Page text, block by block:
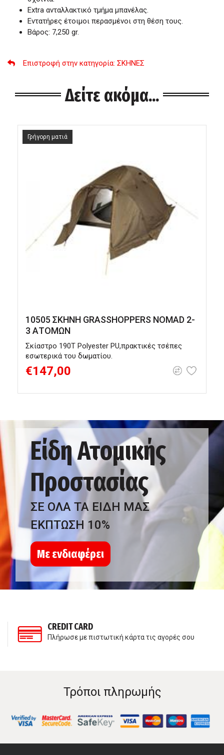
Εxtra ανταλλακτικό τμήμα μπανέλας.
Εντατήρες έτοιμοι περασμένοι στη θέση τους.
Βάρος: 7,250 gr.
Επιστροφή στην κατηγορία: ΣΚΗΝΕΣ
Δείτε ακόμα...
10505 ΣΚΗΝΗ GRASSHOPPERS NOMAD 2-
3 ΑΤΟΜΩΝ
Σκίαστρο 190Τ Polyester PU,πρακτικές τσέπες
εσωτερικά του δωματίου.
€147,00
Γρήγορη ματιά
Είδη Ατομικής
Προστασίας
ΣΕ ΟΛΑ ΤΑ ΕΙΔΗ ΜΑΣ
ΕΚΠΤΩΣΗ 10%
Με ενδιαφέρει
CREDIT CARD
Πλήρωσε με πιστωτική κάρτα τις αγορές σου
Τρόποι πληρωμής